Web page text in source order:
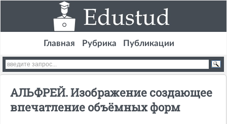
Главная Рубрика Публикации
АЛЬФРЕЙ. Изображение создающее
впечатление объёмных форм